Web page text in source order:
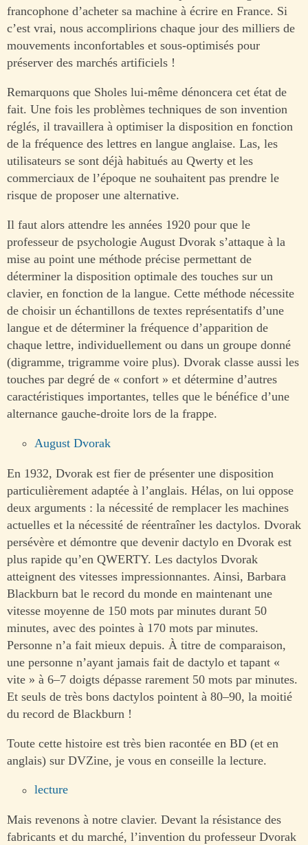
francophone d’acheter sa machine à écrire en France. Si
c’est vrai, nous accomplirions chaque jour des milliers de
mouvements inconfortables et sous-optimisés pour
préserver des marchés artificiels !
Remarquons que Sholes lui-même dénoncera cet état de
fait. Une fois les problèmes techniques de son invention
réglés, il travaillera à optimiser la disposition en fonction
de la fréquence des lettres en langue anglaise. Las, les
utilisateurs se sont déjà habitués au Qwerty et les
commerciaux de l’époque ne souhaitent pas prendre le
risque de proposer une alternative.
Il faut alors attendre les années 1920 pour que le
professeur de psychologie August Dvorak s’attaque à la
mise au point une méthode précise permettant de
déterminer la disposition optimale des touches sur un
clavier, en fonction de la langue. Cette méthode nécessite
de choisir un échantillons de textes représentatifs d’une
langue et de déterminer la fréquence d’apparition de
chaque lettre, individuellement ou dans un groupe donné
(digramme, trigramme voire plus). Dvorak classe aussi les
touches par degré de « confort » et détermine d’autres
caractéristiques importantes, telles que le bénéfice d’une
alternance gauche-droite lors de la frappe.
August Dvorak
En 1932, Dvorak est fier de présenter une disposition
particulièrement adaptée à l’anglais. Hélas, on lui oppose
deux arguments : la nécessité de remplacer les machines
actuelles et la nécessité de réentraîner les dactylos. Dvorak
persévère et démontre que devenir dactylo en Dvorak est
plus rapide qu’en QWERTY. Les dactylos Dvorak
atteignent des vitesses impressionnantes. Ainsi, Barbara
Blackburn bat le record du monde en maintenant une
vitesse moyenne de 150 mots par minutes durant 50
minutes, avec des pointes à 170 mots par minutes.
Personne n’a fait mieux depuis. À titre de comparaison,
une personne n’ayant jamais fait de dactylo et tapant «
vite » à 6–7 doigts dépasse rarement 50 mots par minutes.
Et seuls de très bons dactylos pointent à 80–90, la moitié
du record de Blackburn !
Toute cette histoire est très bien racontée en BD (et en
anglais) sur DVZine, je vous en conseille la lecture.
lecture
Mais revenons à notre clavier. Devant la résistance des
fabricants et du marché, l’invention du professeur Dvorak